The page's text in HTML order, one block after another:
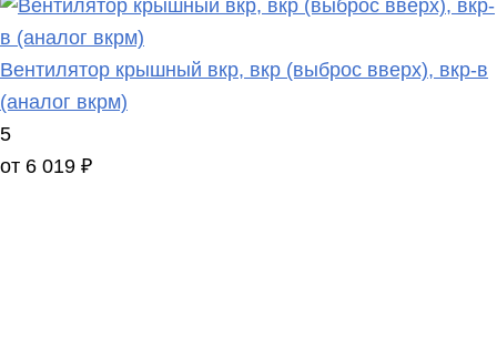
Вентилятор крышный вкр, вкр (выброс вверх), вкр-в
(аналог вкрм)
5
от 6 019 ₽